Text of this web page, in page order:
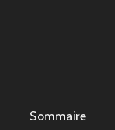
Sommaire